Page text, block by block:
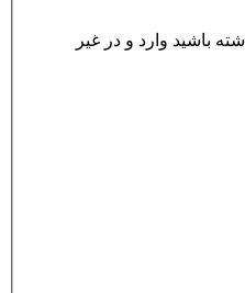
باشید وارد و در غیر